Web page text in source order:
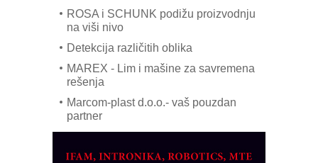
ROSA i SCHUNK podižu proizvodnju
na viši nivo
Detekcija različitih oblika
MAREX - Lim i mašine za savremena
rešenja
Marcom-plast d.o.o.- vaš pouzdan
partner
obradu!